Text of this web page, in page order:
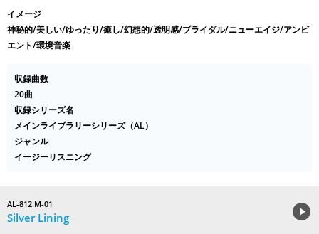
イメージ
神秘的/美しい/ゆったり/癒し/幻想的/透明感/ブライダル/ニューエイジ/アンビ
エント/環境音楽
収録曲数
20曲
収録シリーズ名
メインライブラリーシリーズ（AL）
ジャンル
イージーリスニング
AL-812 M-01
Silver Lining